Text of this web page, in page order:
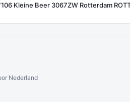
Kleine Beer 3067ZW Rotterdam
Nederland